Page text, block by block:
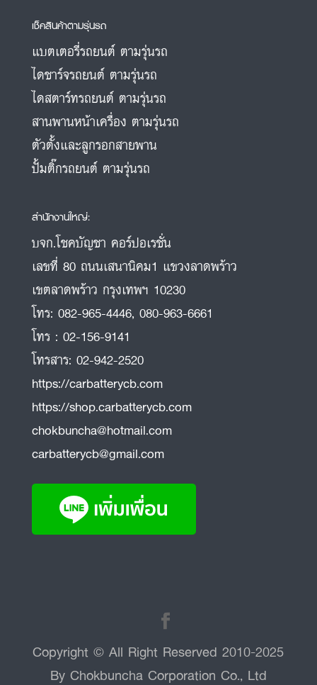
เช็คสินค้าตามรุ่นรถ
แบตเตอรี่รถยนต์ ตามรุ่นรถ
ไดชาร์จรถยนต์ ตามรุ่นรถ
ไดสตาร์ทรถยนต์ ตามรุ่นรถ
สานพานหน้าเครื่อง ตามรุ่นรถ
ตัวตั้งและลูกรอกสายพาน
ปั้มติ๊กรถยนต์ ตามรุ่นรถ
สำนักงานใหญ่:
บจก.โชคบัญชา คอร์ปอเรชั่น
เลขที่ 80 ถนนเสนานิคม1 แขวงลาดพร้าว
เขตลาดพร้าว กรุงเทพฯ 10230
โทร: 082-965-4446, 080-963-6661
โทร : 02-156-9141
โทรสาร: 02-942-2520
https://carbatterycb.com
https://shop.carbatterycb.com
chokbuncha@hotmail.com
carbatterycb@gmail.com
Copyright © All Right Reserved 2010-2025
By Chokbuncha Corporation Co., Ltd